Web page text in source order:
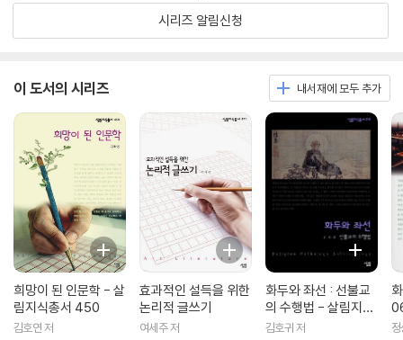
시리즈 알림신청
이 도서의 시리즈 내서재에 모두 추가
희망이 된 인문학 - 살
림지식총서 450
김호연 저
효과적인 설득을 위한
논리적 글쓰기
여세주 저
화두와 좌선 : 선불교
의 수행법 - 살림지식
총서 316
김호귀 저